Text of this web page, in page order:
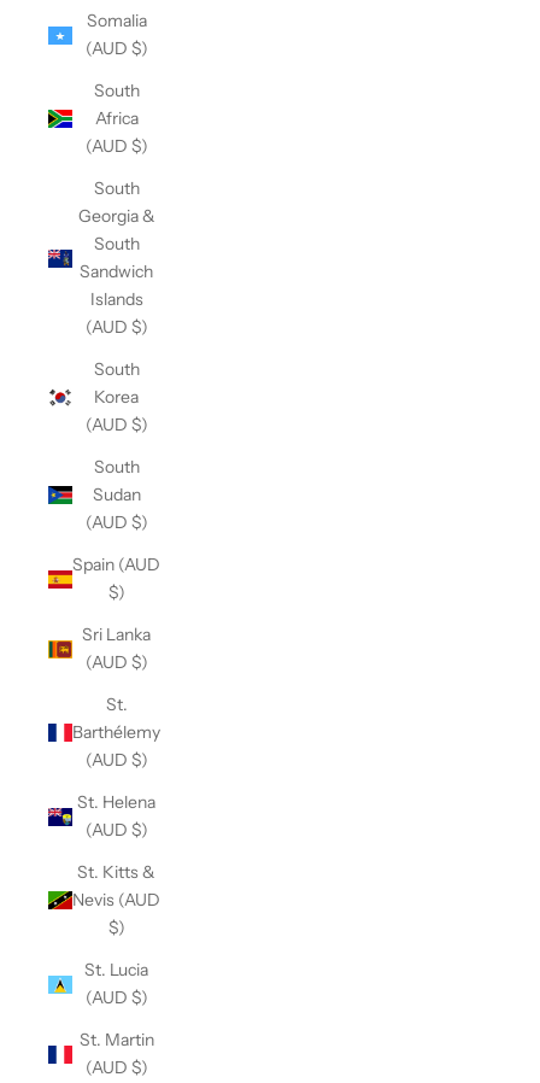
Somalia
(AUD $)
South
Africa
(AUD $)
South
Georgia &
South
Sandwich
Islands
(AUD $)
South
Korea
(AUD $)
South
Sudan
(AUD $)
Spain (AUD
$)
Sri Lanka
(AUD $)
St.
Barthélemy
(AUD $)
St. Helena
(AUD $)
St. Kitts &
Nevis (AUD
$)
St. Lucia
(AUD $)
St. Martin
(AUD $)